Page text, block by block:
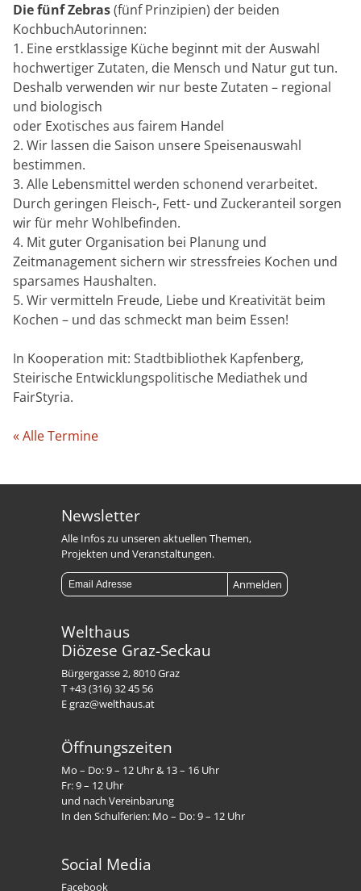
Die fünf Zebras(fünf Prinzipien) der beiden
KochbuchAutorinnen:
1. Eine erstklassige Küche beginnt mit der Auswahl
hochwertiger Zutaten, die Mensch und Natur gut tun.
Deshalb verwenden wir nur beste Zutaten – regional
und biologisch
oder Exotisches aus fairem Handel
2. Wir lassen die Saison unsere Speisenauswahl
bestimmen.
3. Alle Lebensmittel werden schonend verarbeitet.
Durch geringen Fleisch-, Fett- und Zuckeranteil sorgen
wir für mehr Wohlbefinden.
4. Mit guter Organisation bei Planung und
Zeitmanagement sichern wir stressfreies Kochen und
sparsames Haushalten.
5. Wir vermitteln Freude, Liebe und Kreativität beim
Kochen – und das schmeckt man beim Essen!
In Kooperation mit: Stadtbibliothek Kapfenberg,
Steirische Entwicklungspolitische Mediathek und
FairStyria.
« Alle Termine
Newsletter
Alle Infos zu unseren aktuellen Themen,
Projekten und Veranstaltungen.
Welthaus
Diözese Graz-Seckau
Bürgergasse 2, 8010 Graz
T +43 (316) 32 45 56
E graz@welthaus.at
Öffnungszeiten
Mo – Do: 9 – 12 Uhr & 13 – 16 Uhr
Fr: 9 – 12 Uhr
und nach Vereinbarung
In den Schulferien: Mo – Do: 9 – 12 Uhr
Social Media
Facebook